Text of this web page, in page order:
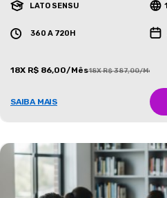
LATO SENSU
360 A 720H
18X R$ 86,00/Mês18X R$ 387,00/Mês
SAIBA MAIS